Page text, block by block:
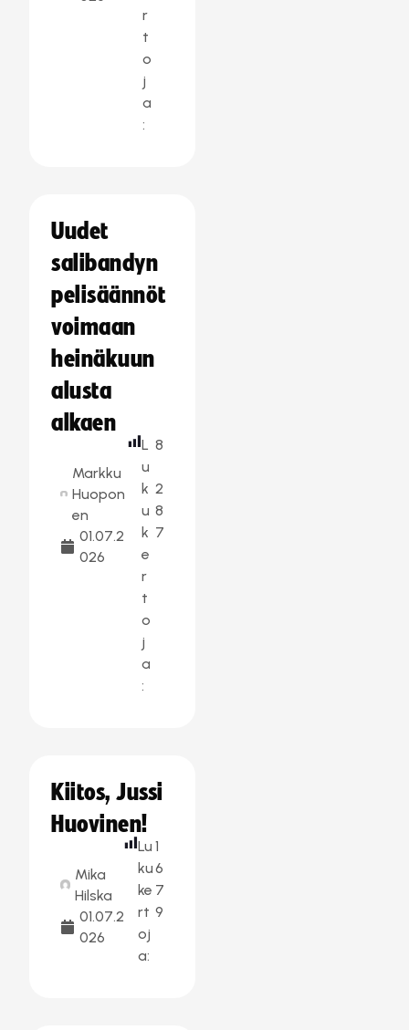
r
t
o
j
a
:
Uudet
salibandyn
pelisäännöt
voimaan
heinäkuun
alusta
alkaen
Markku
Huopon
en
01.07.2
026
L
u
k
u
k
e
r
t
o
j
a
:
8
2
8
7
Kiitos, Jussi
Huovinen!
Mika
Hilska
01.07.2
026
Lu
ku
ke
rt
oj
a:
1
6
7
9